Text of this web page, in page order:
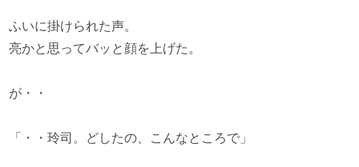
ふいに掛けられた声。
亮かと思ってバッと顔を上げた。
が・・
「・・玲司。どしたの、こんなところで」